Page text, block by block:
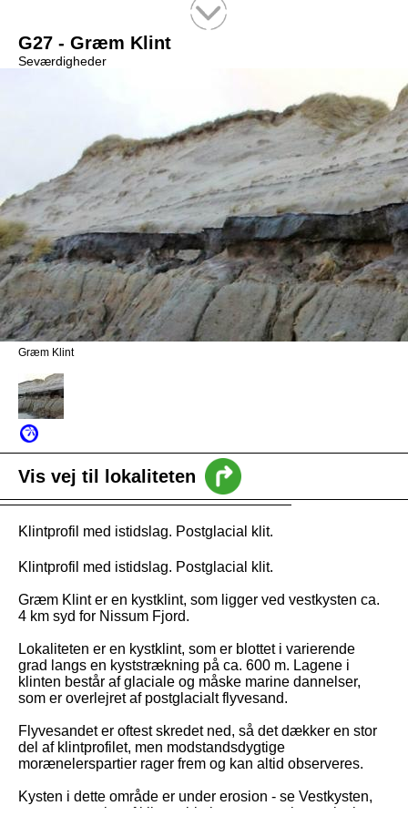
intro
Nyheder
G27 - Græm Klint
Seværdigheder
Græm Klint
Vis vej til lokaliteten
Klintprofil med istidslag. Postglacial klit.
Klintprofil med istidslag. Postglacial klit.
Græm Klint er en kystklint, som ligger ved vestkysten ca.
4 km syd for Nissum Fjord.
Lokaliteten er en kystklint, som er blottet i varierende
grad langs en kyststrækning på ca. 600 m. Lagene i
klinten består af glaciale og måske marine dannelser,
som er overlejret af postglacialt flyvesand.
Flyvesandet er oftest skredet ned, så det dækker en stor
del af klintprofilet, men modstandsdygtige
morænelerspartier rager frem og kan altid observeres.
Kysten i dette område er under erosion - se Vestkysten,
og større partier af klinten blotlægges regelmæssigt i